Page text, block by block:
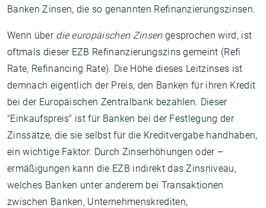
Banken Zinsen, die so genannten Refinanzierungszinsen.
Wenn über die europäischen Zinsengesprochen wird, ist
oftmals dieser EZB Refinanzierungszins gemeint (Refi
Rate, Refinancing Rate). Die Höhe dieses Leitzinses ist
demnach eigentlich der Preis, den Banken für ihren Kredit
bei der Europäischen Zentralbank bezahlen. Dieser
"Einkaufspreis" ist für Banken bei der Festlegung der
Zinssätze, die sie selbst für die Kreditvergabe handhaben,
ein wichtige Faktor. Durch Zinserhöhungen oder –
ermäßigungen kann die EZB indirekt das Zinsniveau,
welches Banken unter anderem bei Transaktionen
zwischen Banken, Unternehmenskrediten,